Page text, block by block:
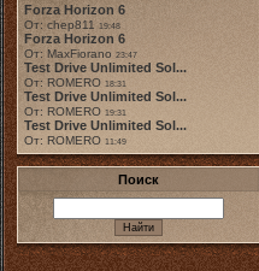
Forza Horizon 6
От: chep811 19:48
Forza Horizon 6
От: MaxFiorano 23:47
Test Drive Unlimited Sol...
От: ROMERO 18:31
Test Drive Unlimited Sol...
От: ROMERO 19:31
Test Drive Unlimited Sol...
От: ROMERO 11:49
Поиск